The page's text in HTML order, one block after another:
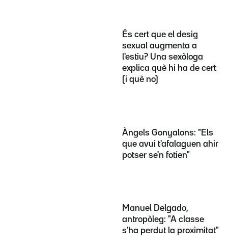
És cert que el desig
sexual augmenta a
l'estiu? Una sexòloga
explica què hi ha de cert
(i què no)
Àngels Gonyalons: "Els
que avui t'afalaguen ahir
potser se'n fotien"
Manuel Delgado,
antropòleg: "A classe
s'ha perdut la proximitat"